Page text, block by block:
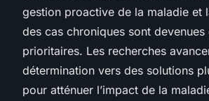
gestion proactive de la maladie et
des cas chroniques sont devenues
prioritaires. Les recherches
détermination vers des solutions
pour atténuer l’impact de la